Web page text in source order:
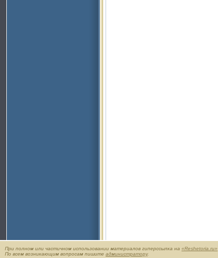
При полном или частичном использовании материалов гиперссылка на «Reshetoria.ru»
По всем возникающим вопросам пишите администратору.